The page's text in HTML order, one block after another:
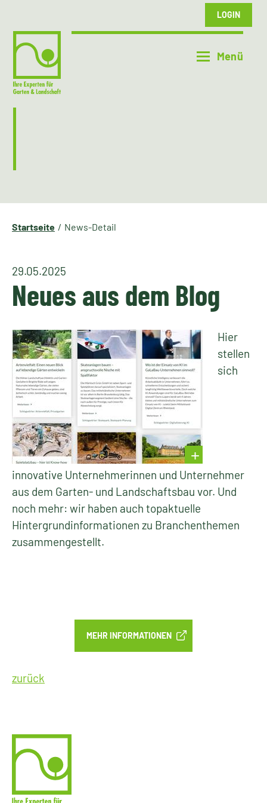
LOGIN
Startseite News-Detail
29.05.2025
Neues aus dem Blog
Hier
stellen
sich
innovative Unternehmerinnen und Unternehmer
aus dem Garten- und Landschaftsbau vor. Und
noch mehr: wir haben auch topaktuelle
Hintergrundinformationen zu Branchenthemen
zusammengestellt.
MEHR INFORMATIONEN
zurück